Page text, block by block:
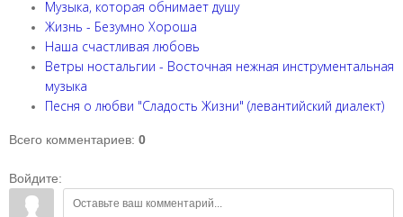
Музыка, которая обнимает душу
Жизнь - Безумно Хороша
Наша счастливая любовь
Ветры ностальгии - Восточная нежная инструментальная
музыка
Песня о любви "Сладость Жизни" (левантийский диалект)
Всего комментариев: 0
Войдите: